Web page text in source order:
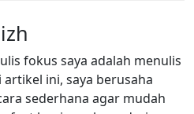
fokus saya adalah menulis
ini, saya berusaha
sederhana agar mudah